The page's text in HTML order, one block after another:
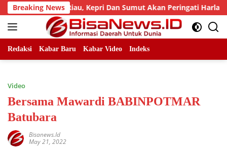
Skip
to
content
Breaking News
LLMB Riau, Kepri Dan Sumut Akan Peringati Harlah Ke-25
Redaksi Kabar Baru Kabar Video Indeks
Video
Bersama Mawardi BABINPOTMAR
Batubara
Bisanews.id
May 21, 2022